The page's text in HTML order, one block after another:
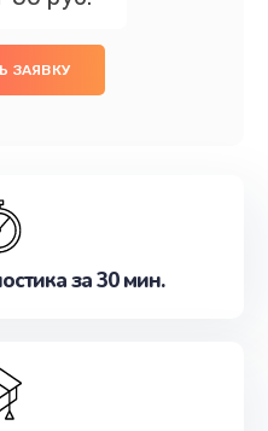
ЗАЯВКУ
за 30 мин.